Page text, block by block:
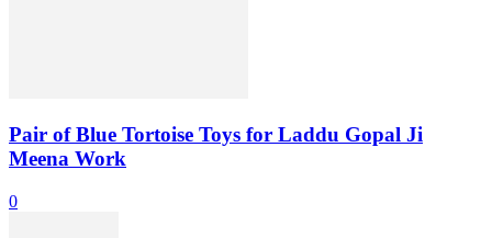
Pair of Blue Tortoise Toys for Laddu Gopal Ji
Meena Work
0